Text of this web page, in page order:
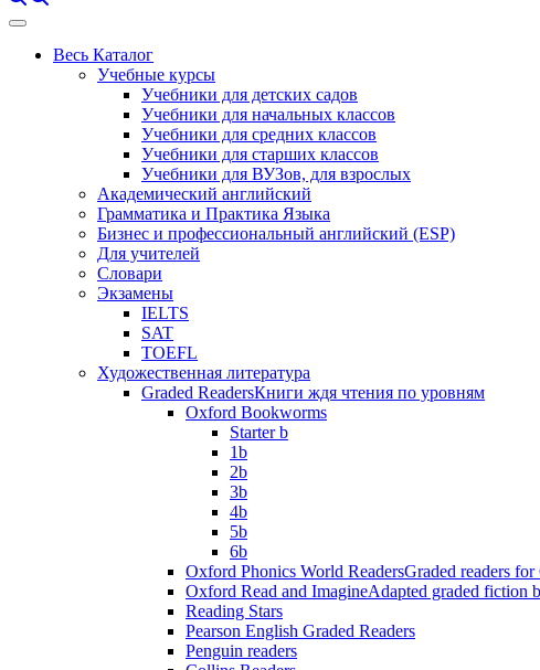
Весь Каталог
Учебные курсы
Учебники для детских садов
Учебники для начальных классов
Учебники для средних классов
Учебники для старших классов
Учебники для ВУЗов, для взрослых
Академический английский
Грамматика и Практика Языка
Бизнес и профессиональный английский (ESP)
Для учителей
Словари
Экзамены
IELTS
SAT
TOEFL
Художественная литература
Graded ReadersКниги ждя чтения по уровням
Oxford Bookworms
Starter b
1b
2b
3b
4b
5b
6b
Oxford Phonics World ReadersGraded readers
Oxford Read and ImagineAdapted graded fiction
Reading Stars
Pearson English Graded Readers
Penguin readers